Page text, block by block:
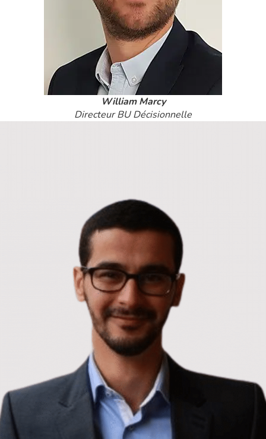
William Marcy
Directeur BU Décisionnelle